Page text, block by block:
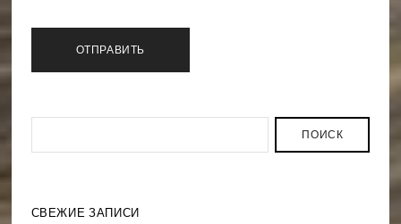
ПОИСК
СВЕЖИЕ ЗАПИСИ